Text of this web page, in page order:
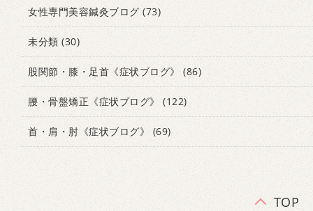
女性専門美容鍼灸ブログ (73)
未分類 (30)
股関節・膝・足首《症状ブログ》 (86)
腰・骨盤矯正《症状ブログ》 (122)
首・肩・肘《症状ブログ》 (69)
TOP